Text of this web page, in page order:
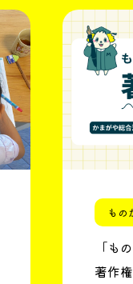
もの
「も
著作